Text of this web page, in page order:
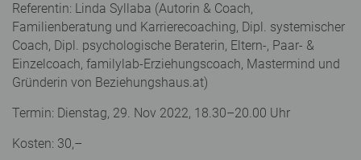
Referentin: Linda Syllaba (Autorin & Coach,
Familienberatung und Karrierecoaching, Dipl. systemischer
Coach, Dipl. psychologische Beraterin, Eltern-, Paar- &
Einzelcoach, familylab-Erziehungscoach, Mastermind und
Gründerin von Beziehungshaus.at)
Termin: Dienstag, 29. Nov 2022, 18.30–20.00 Uhr
Kosten: 30,–